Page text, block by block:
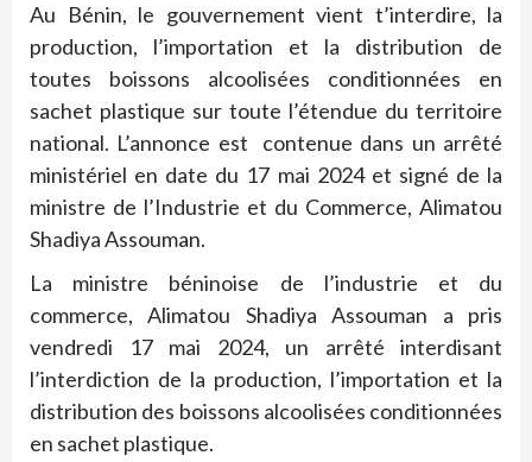
Au Bénin, le gouvernement vient t’interdire, la
production, l’importation et la distribution de
toutes boissons alcoolisées conditionnées en
sachet plastique sur toute l’étendue du territoire
national. L’annonce est contenue dans un arrêté
ministériel en date du 17 mai 2024 et signé de la
ministre de l’Industrie et du Commerce, Alimatou
Shadiya Assouman.
La ministre béninoise de l’industrie et du
commerce, Alimatou Shadiya Assouman a pris
vendredi 17 mai 2024, un arrêté interdisant
l’interdiction de la production, l’importation et la
distribution des boissons alcoolisées conditionnées
en sachet plastique.